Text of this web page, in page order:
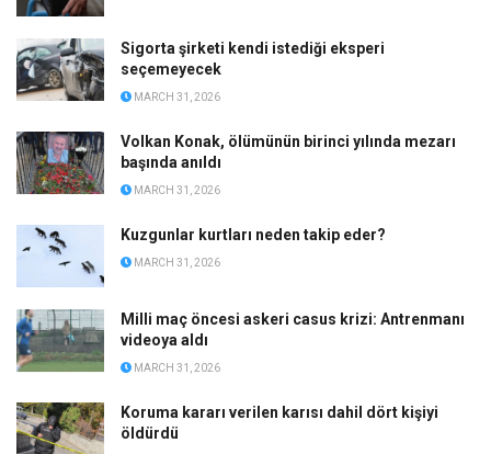
Sigorta şirketi kendi istediği eksperi
seçemeyecek
MARCH 31, 2026
Volkan Konak, ölümünün birinci yılında mezarı
başında anıldı
MARCH 31, 2026
Kuzgunlar kurtları neden takip eder?
MARCH 31, 2026
Milli maç öncesi askeri casus krizi: Antrenmanı
videoya aldı
MARCH 31, 2026
Koruma kararı verilen karısı dahil dört kişiyi
öldürdü